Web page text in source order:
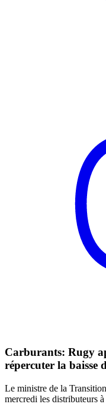
Carburants: Rugy
répercuter la baisse
Le ministre de la
mercredi les distributeurs